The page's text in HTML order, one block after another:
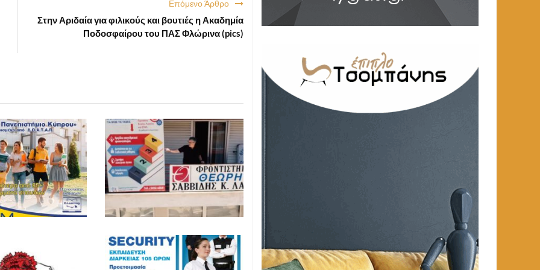
Επόμενο Άρθρο
Στην Αριδαία για φιλικούς και βουτιές η Ακαδημία
Ποδοσφαίρου του ΠΑΣ Φλώρινα (pics)
ΕΚΠΑΙΔΕΥΣΗ ΕΚΠΑΙΔΕΥΣΗ
21:10
ΕΚΠΑΙΔΕΥΣΗ ΕΚΠΑΙΔΕΥΣΗ